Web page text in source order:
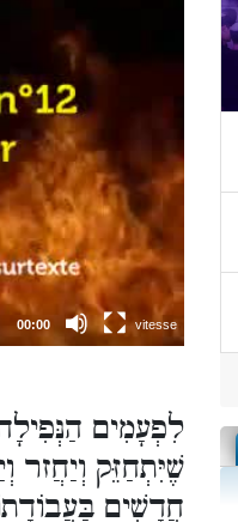
לִפְעָמִים
שֶׁיִּתְחַזֵּק וְיַחֲזר
חֲדָשִׁים